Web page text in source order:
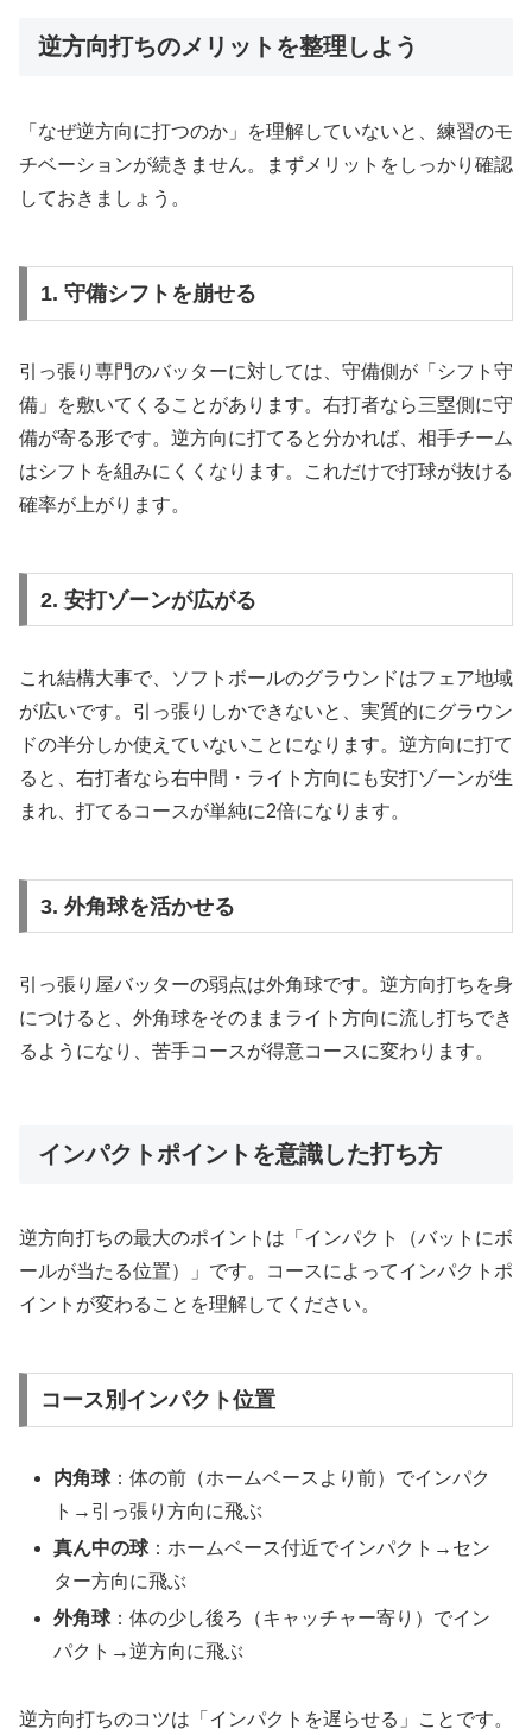
逆方向打ちのメリットを整理しよう
「なぜ逆方向に打つのか」を理解していないと、練習のモ
チベーションが続きません。まずメリットをしっかり確認
しておきましょう。
1. 守備シフトを崩せる
引っ張り専門のバッターに対しては、守備側が「シフト守
備」を敷いてくることがあります。右打者なら三塁側に守
備が寄る形です。逆方向に打てると分かれば、相手チーム
はシフトを組みにくくなります。これだけで打球が抜ける
確率が上がります。
2. 安打ゾーンが広がる
これ結構大事で、ソフトボールのグラウンドはフェア地域
が広いです。引っ張りしかできないと、実質的にグラウン
ドの半分しか使えていないことになります。逆方向に打て
ると、右打者なら右中間・ライト方向にも安打ゾーンが生
まれ、打てるコースが単純に2倍になります。
3. 外角球を活かせる
引っ張り屋バッターの弱点は外角球です。逆方向打ちを身
につけると、外角球をそのままライト方向に流し打ちでき
るようになり、苦手コースが得意コースに変わります。
インパクトポイントを意識した打ち方
逆方向打ちの最大のポイントは「インパクト（バットにボ
ールが当たる位置）」です。コースによってインパクトポ
イントが変わることを理解してください。
コース別インパクト位置
内角球：体の前（ホームベースより前）でインパク
ト→引っ張り方向に飛ぶ
真ん中の球：ホームベース付近でインパクト→セン
ター方向に飛ぶ
外角球：体の少し後ろ（キャッチャー寄り）でイン
パクト→逆方向に飛ぶ
逆方向打ちのコツは「インパクトを遅らせる」ことです。